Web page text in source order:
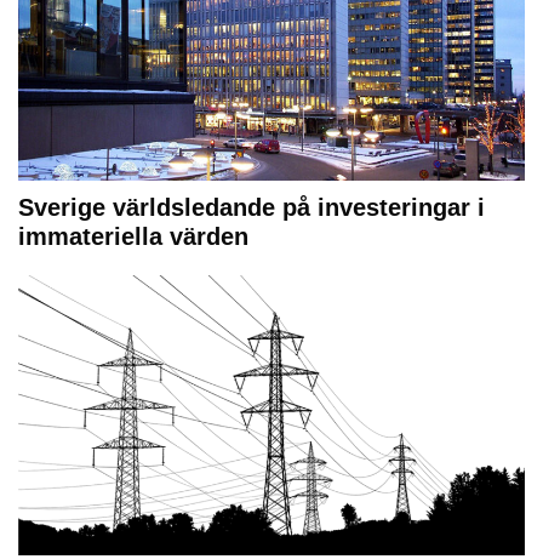
Sverige världsledande på investeringar i
immateriella värden